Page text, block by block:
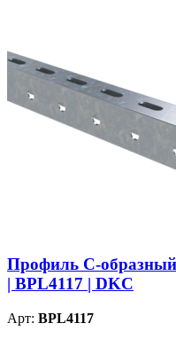
Профиль С-
| BPL4117 | DKC
Арт: BPL4117